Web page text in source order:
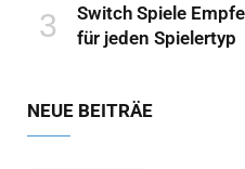
Switch Spiele
für jeden Spielertyp
NEUE BEITRÄE